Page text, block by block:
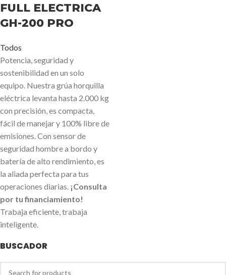
BUSCADOR
FULL ELECTRICA
GH-200 PRO
Todos
Potencia, seguridad y
sostenibilidad en un solo
equipo. Nuestra grúa horquilla
eléctrica levanta hasta 2.000 kg
con precisión, es compacta,
fácil de manejar y 100% libre de
emisiones. Con sensor de
seguridad hombre a bordo y
batería de alto rendimiento, es
la aliada perfecta para tus
operaciones diarias. ¡Consulta
por tu financiamiento!
Trabaja eficiente, trabaja
inteligente.